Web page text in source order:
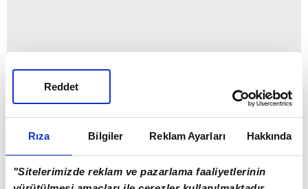
Rıza Bilgiler Reklam Ayarları Hakkında
"Sitelerimizde reklam ve pazarlama faaliyetlerinin
Reddet